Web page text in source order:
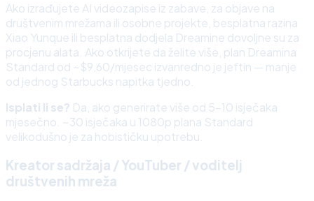
Ako izrađujete AI videozapise iz zabave, za objave na
društvenim mrežama ili osobne projekte, besplatna razina
Xiao Yunque ili besplatna dodjela Dreamine dovoljne su za
procjenu alata. Ako otkrijete da želite više, plan Dreamina
Standard od ~$9,60/mjesec izvanredno je jeftin — manje
od jednog Starbucks napitka tjedno.
Isplati li se? Da, ako generirate više od 5–10 isječaka
mjesečno. ~30 isječaka u 1080p plana Standard
velikodušno je za hobističku upotrebu.
Kreator sadržaja / YouTuber / voditelj
društvenih mreža